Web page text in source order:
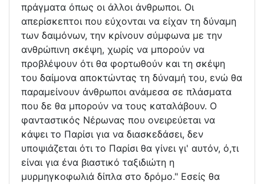
πράγµατα όπως οι άλλοι άνθρωποι. Οι
απερίσκεπτοι που εύχονται να είχαν τη δύναµη
των δαιµόνων, την κρίνουν σύµφωνα µε την
ανθρώπινη σκέψη, χωρίς να µπορούν να
προβλέψουν ότι θα φορτωθούν και τη σκέψη
του δαίµονα αποκτώντας τη δύναµή του, ενώ θα
παραµείνουν άνθρωποι ανάµεσα σε πλάσµατα
που δε θα µπορούν να τους καταλάβουν. Ο
φανταστικός Νέρωνας που ονειρεύεται να
κάψει το Παρίσι για να διασκεδάσει, δεν
υποψιάζεται ότι το Παρίσι θα γίνει γι' αυτόν, ό,τι
είναι για ένα βιαστικό ταξιδιώτη η
µυρµηγκοφωλιά δίπλα στο δρόµο." Εσείς θα